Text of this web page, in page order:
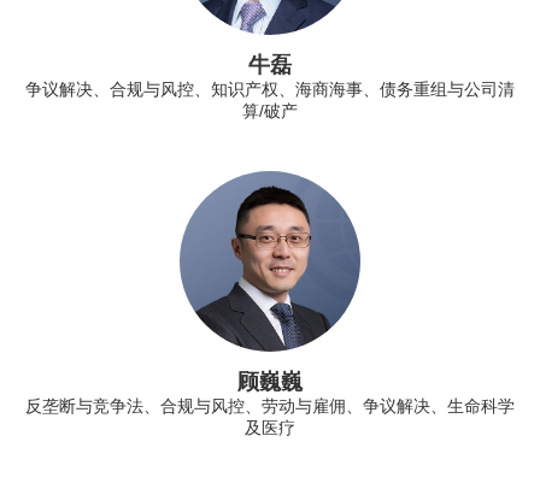
牛磊
争议解决、合规与风控、知识产权、海商海事、债务重组与公司清
算/破产
顾巍巍
反垄断与竞争法、合规与风控、劳动与雇佣、争议解决、生命科学
及医疗